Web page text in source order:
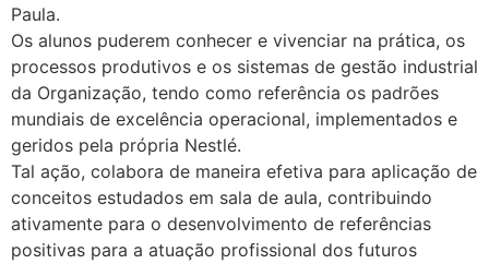
Paula.
Os alunos puderem conhecer e vivenciar na prática, os
processos produtivos e os sistemas de gestão industrial
da Organização, tendo como referência os padrões
mundiais de excelência operacional, implementados e
geridos pela própria Nestlé.
Tal ação, colabora de maneira efetiva para aplicação de
conceitos estudados em sala de aula, contribuindo
ativamente para o desenvolvimento de referências
positivas para a atuação profissional dos futuros